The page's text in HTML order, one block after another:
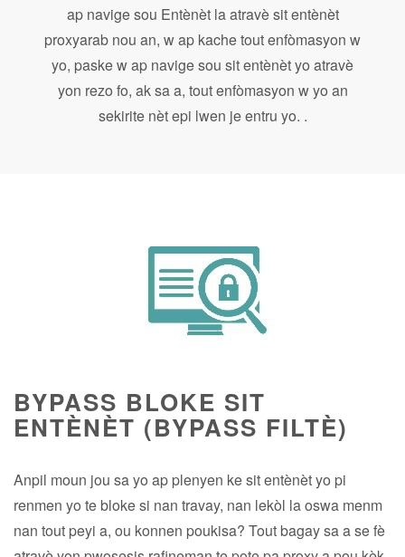
ap navige sou Entènèt la atravè sit entènèt
proxyarab nou an, w ap kache tout enfòmasyon w
yo, paske w ap navige sou sit entènèt yo atravè
yon rezo fo, ak sa a, tout enfòmasyon w yo an
sekirite nèt epi lwen je entru yo. .
BYPASS BLOKE SIT
ENTÈNÈT (BYPASS FILTÈ)
Anpil moun jou sa yo ap plenyen ke sit entènèt yo pi
renmen yo te bloke si nan travay, nan lekòl la oswa menm
nan tout peyi a, ou konnen poukisa? Tout bagay sa a se fè